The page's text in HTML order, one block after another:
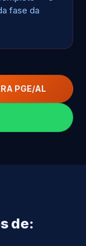
fase da
PGE/AL
de: